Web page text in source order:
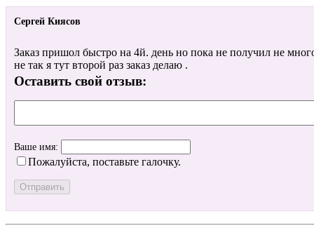
Сергей Киясов
Заказ пришол быстро на 4й. день но пока не получил не
не так я тут второй раз заказ делаю .
Оставить свой отзыв:
Ваше имя:
Пожалуйста, поставьте галочку.